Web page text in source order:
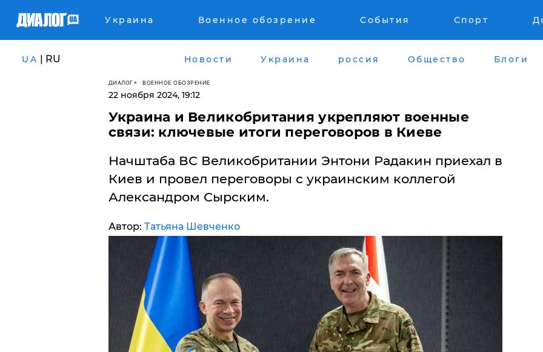
Украина Военное обозрение События Спорт
UA | RU Новости Украина россия Общество Блоги
ДИАЛОГ ВОЕННОЕ ОБОЗРЕНИЕ
22 ноября 2024, 19:12
​Украина и Великобритания укрепляют военные
связи: ключевые итоги переговоров в Киеве
Начштаба ВС Великобритании Энтони Радакин приехал в
Киев и провел переговоры с украинским коллегой
Александром Сырским.
Автор: Татьяна Шевченко